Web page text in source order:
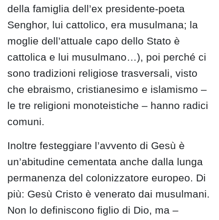
della famiglia dell’ex presidente-poeta
Senghor, lui cattolico, era musulmana; la
moglie dell’attuale capo dello Stato è
cattolica e lui musulmano…), poi perché ci
sono tradizioni religiose trasversali, visto
che ebraismo, cristianesimo e islamismo –
le tre religioni monoteistiche – hanno radici
comuni.
Inoltre festeggiare l’avvento di Gesù è
un’abitudine cementata anche dalla lunga
permanenza del colonizzatore europeo. Di
più: Gesù Cristo è venerato dai musulmani.
Non lo definiscono figlio di Dio, ma –